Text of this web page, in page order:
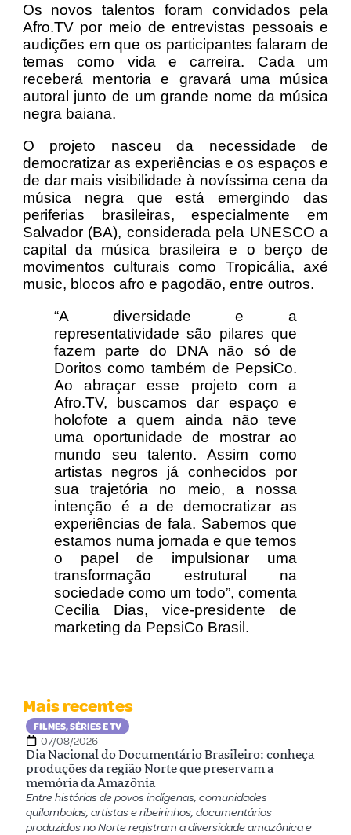
Os novos talentos foram convidados pela
Afro.TV por meio de entrevistas pessoais e
audições em que os participantes falaram de
temas como vida e carreira. Cada um
receberá mentoria e gravará uma música
autoral junto de um grande nome da música
negra baiana.
O projeto nasceu da necessidade de
democratizar as experiências e os espaços e
de dar mais visibilidade à novíssima cena da
música negra que está emergindo das
periferias brasileiras, especialmente em
Salvador (BA), considerada pela UNESCO a
capital da música brasileira e o berço de
movimentos culturais como Tropicália, axé
music, blocos afro e pagodão, entre outros.
“A diversidade e a
representatividade são pilares que
fazem parte do DNA não só de
Doritos como também de PepsiCo.
Ao abraçar esse projeto com a
Afro.TV, buscamos dar espaço e
holofote a quem ainda não teve
uma oportunidade de mostrar ao
mundo seu talento. Assim como
artistas negros já conhecidos por
sua trajetória no meio, a nossa
intenção é a de democratizar as
experiências de fala. Sabemos que
estamos numa jornada e que temos
o papel de impulsionar uma
transformação estrutural na
sociedade como um todo”, comenta
Cecilia Dias, vice-presidente de
marketing da PepsiCo Brasil.
Mais recentes
FILMES, SÉRIES E TV
07/08/2026
Dia Nacional do Documentário Brasileiro: conheça
produções da região Norte que preservam a
memória da Amazônia
Entre histórias de povos indígenas, comunidades
quilombolas, artistas e ribeirinhos, documentários
produzidos no Norte registram a diversidade amazônica e